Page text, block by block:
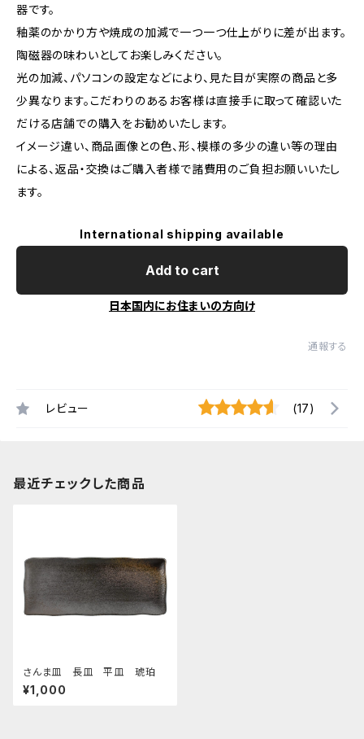
器です。
釉薬のかかり方や焼成の加減で一つ一つ仕上がりに差が出ます。
陶磁器の味わいとしてお楽しみください。
光の加減、パソコンの設定などにより、見た目が実際の商品と多
少異なります。こだわりのあるお客様は直接手に取って確認いた
だける店舗での購入をお勧めいたします。
イメージ違い、商品画像との色、形、模様の多少の違い等の理由
による、返品・交換はご購入者様で諸費用のご負担お願いいたし
ます。
International shipping available
Add to cart
日本国内にお住まいの方向け
通報する
レビュー (17)
最近チェックした商品
さんま皿 長皿 平皿 琥珀
¥1,000